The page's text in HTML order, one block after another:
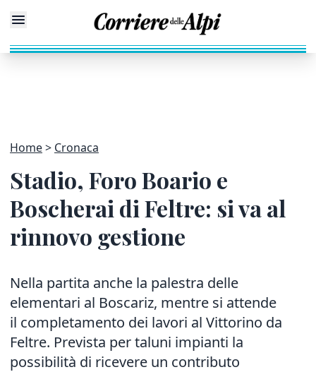
Home Cronaca
Stadio, Foro Boario e
Boscherai di Feltre: si va al
rinnovo gestione
Nella partita anche la palestra delle
elementari al Boscariz, mentre si attende
il completamento dei lavori al Vittorino da
Feltre. Prevista per taluni impianti la
possibilità di ricevere un contributo